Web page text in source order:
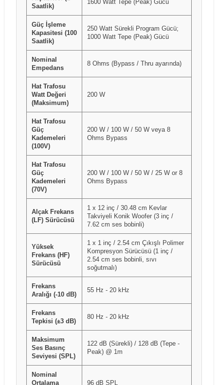
Saatlik)
1600 Watt Tepe (Peak) Gücü
Güç İşleme
Kapasitesi (100
Saatlik)
250 Watt Sürekli Program Gücü;
1000 Watt Tepe (Peak) Gücü
Nominal
Empedans
8 Ohms (Bypass / Thru ayarında)
Hat Trafosu
Watt Değeri
(Maksimum)
200 W
Hat Trafosu
Güç
Kademeleri
(100V)
200 W / 100 W / 50 W veya 8
Ohms Bypass
Hat Trafosu
Güç
Kademeleri
(70V)
200 W / 100 W / 50 W / 25 W or 8
Ohms Bypass
Alçak Frekans
(LF) Sürücüsü
1 x 12 inç / 30.48 cm Kevlar
Takviyeli Konik Woofer (3 inç /
7.62 cm ses bobinli)
Yüksek
Frekans (HF)
Sürücüsü
1 x 1 inç / 2.54 cm Çıkışlı Polimer
Kompresyon Sürücüsü (1 inç /
2.54 cm ses bobinli, sıvı
soğutmalı)
Frekans
Aralığı (-10 dB)
55 Hz - 20 kHz
Frekans
Tepkisi (±3 dB)
80 Hz - 20 kHz
Maksimum
Ses Basınç
Seviyesi (SPL)
122 dB (Sürekli) / 128 dB (Tepe -
Peak) @ 1m
Nominal
Ortalama
96 dB SPL